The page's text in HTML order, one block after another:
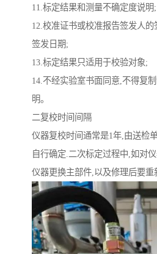
11.标定结果和测量不确定度说明;
12.校准证书或校准报告签发人
签发日期;
13.标定结果只适用于校验对象;
14.不经实验室书面同意,不得复
明。
二复校时间间隔
仪器复校时间通常是1年,由送检
自行确定.二次标定过程中,如对
仪器更换主部件,以及修理后要重